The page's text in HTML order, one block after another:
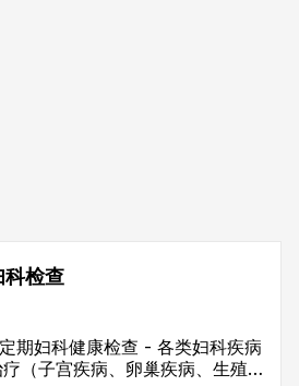
科检查
期妇科健康检查 - 各类妇科疾病
（子宫疾病、卵巢疾病、生殖